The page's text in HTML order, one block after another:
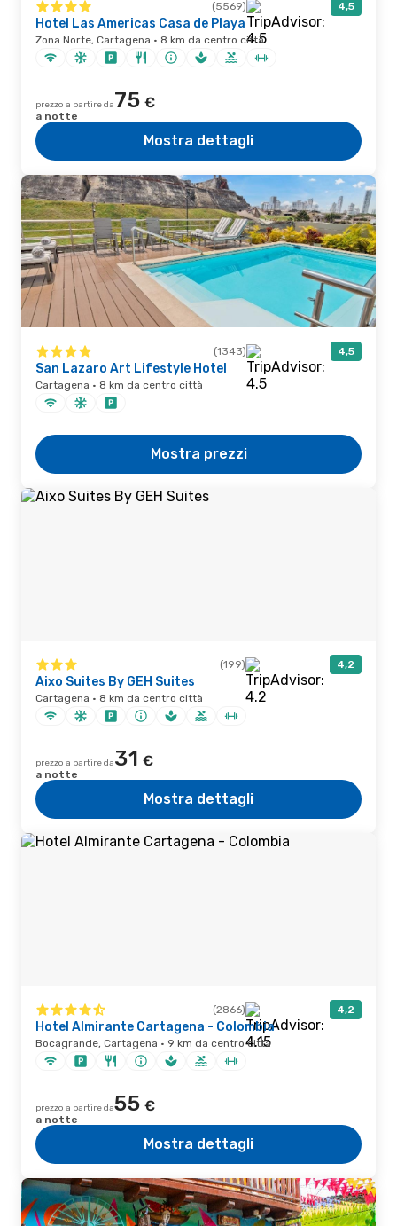
(5569) 4,5
Hotel Las Americas Casa de Playa
Zona Norte, Cartagena · 8 km da centro città
prezzo a partire da75 €
a notte
Mostra dettagli
(1343) 4,5
San Lazaro Art Lifestyle Hotel
Cartagena · 8 km da centro città
Mostra prezzi
(199) 4,2
Aixo Suites By GEH Suites
Cartagena · 8 km da centro città
prezzo a partire da31 €
a notte
Mostra dettagli
(2866) 4,2
Hotel Almirante Cartagena - Colombia
Bocagrande, Cartagena · 9 km da centro città
prezzo a partire da55 €
a notte
Mostra dettagli